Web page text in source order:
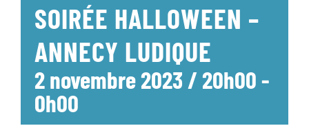
SOIRÉE HALLOWEEN –
ANNECY LUDIQUE
2 novembre 2023 / 20h00-
0h00